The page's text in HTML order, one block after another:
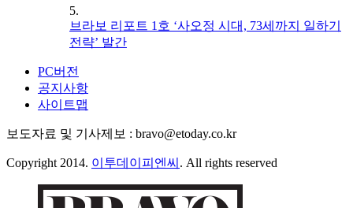
5.
브라보 리포트 1호 ‘사오정 시대, 73세까지 일하기
전략’ 발간
PC버전
공지사항
사이트맵
보도자료 및 기사제보 : bravo@etoday.co.kr
Copyright 2014. 이투데이피엔씨 . All rights reserved